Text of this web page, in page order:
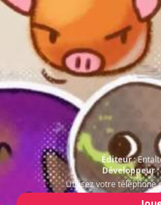
Éditeur :
Développeur :
Utilisez votre téléphone